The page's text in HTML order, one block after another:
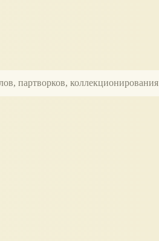
партворков, коллекционирования